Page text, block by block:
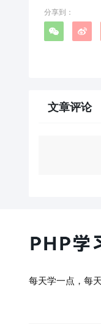
分享到：
文章评论
每天学一点，每